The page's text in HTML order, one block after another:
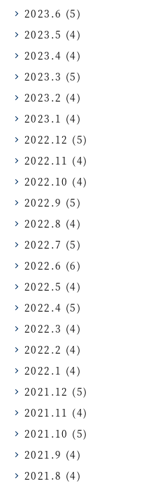
2023.6 (5)
2023.5 (4)
2023.4 (4)
2023.3 (5)
2023.2 (4)
2023.1 (4)
2022.12 (5)
2022.11 (4)
2022.10 (4)
2022.9 (5)
2022.8 (4)
2022.7 (5)
2022.6 (6)
2022.5 (4)
2022.4 (5)
2022.3 (4)
2022.2 (4)
2022.1 (4)
2021.12 (5)
2021.11 (4)
2021.10 (5)
2021.9 (4)
2021.8 (4)